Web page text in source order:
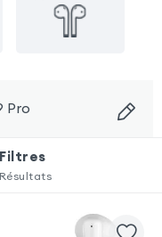
Pro
Filtres
Résultats